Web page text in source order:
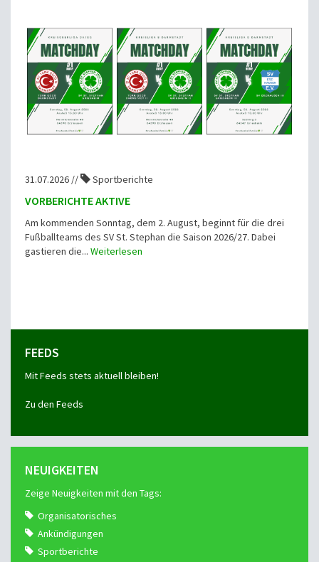
31.07.2026 // Sportberichte
VORBERICHTE AKTIVE
Am kommenden Sonntag, dem 2. August, beginnt für die drei
Fußballteams des SV St. Stephan die Saison 2026/27. Dabei
gastieren die... Weiterlesen
FEEDS
Mit Feeds stets aktuell bleiben!
Zu den Feeds
NEUIGKEITEN
Zeige Neuigkeiten mit den Tags:
Organisatorisches
Ankündigungen
Sportberichte